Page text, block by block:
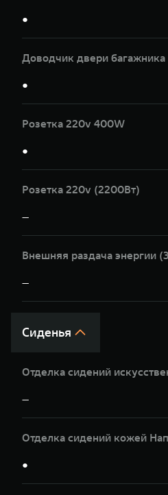
●
Доводчик двери багажника
●
Розетка 220v 400W
●
Розетка 220v (2200Вт)
—
Внешняя раздача энергии
—
Сиденья
Отделка сидений
—
Отделка сидений кожей
●